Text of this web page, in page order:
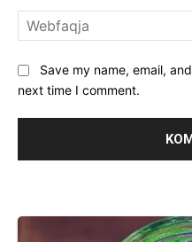
Save my name, email,
next time I comment.